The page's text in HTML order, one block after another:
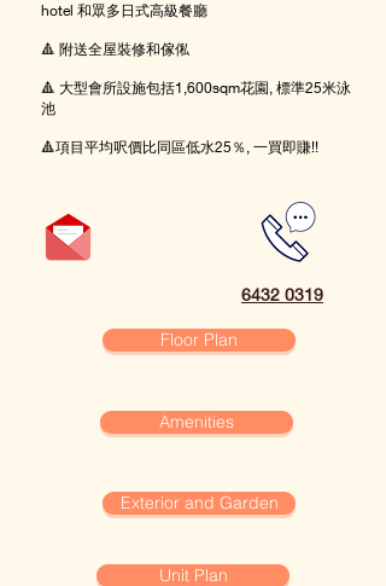
hotel 和眾多日式高級餐廳
🔺 附送全屋裝修和傢俬
🔺 大型會所設施包括1,600sqm花園, 標準25米泳
池
🔺項目平均呎價比同區低水25％, 一買即賺!!
6432 0319
Floor Plan
Amenities
Exterior and Garden
Unit Plan